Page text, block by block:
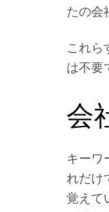
たの会
これら
は不要
会
キーワ
れだけ
覚えて